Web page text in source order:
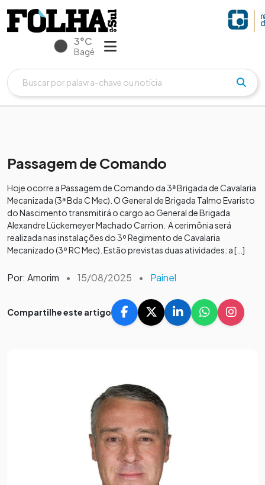
3°C
Bagé
Passagem de Comando
Hoje ocorre a Passagem de Comando da 3ª Brigada de Cavalaria
Mecanizada (3ª Bda C Mec). O General de Brigada Talmo Evaristo
do Nascimento transmitirá o cargo ao General de Brigada
Alexandre Lückemeyer Machado Carrion. A cerimônia será
realizada nas instalações do 3º Regimento de Cavalaria
Mecanizado (3º RC Mec). Estão previstas duas atividades: a […]
Por: Amorim • 15/08/2025 • Painel
Compartilhe este artigo